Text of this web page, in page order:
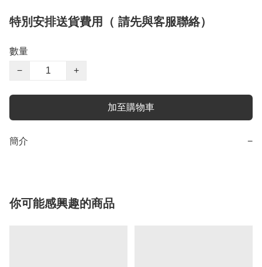
特別安排送貨費用（ 請先與客服聯絡）
數量
−
+
加至購物車
簡介 −
你可能感興趣的商品